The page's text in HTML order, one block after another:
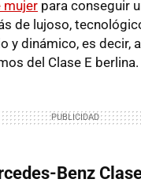
mujer para conseguir
de lujoso,
y dinámico, es decir,
del Clase E berlina.
Benz